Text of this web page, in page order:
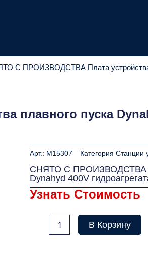
С ПРОИЗВОДСТВА Плата устройства
пуска
Арт.: M15307 Категория Станции
СНЯТО С ПРОИЗВОДСТВА
Dynahyd 400V
Узнать Стоимость
В Корзину